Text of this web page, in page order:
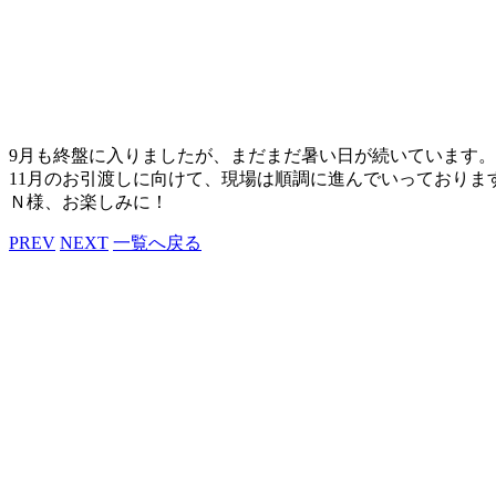
9月も終盤に入りましたが、まだまだ暑い日が続いています。
11月のお引渡しに向けて、現場は順調に進んでいっておりま
Ｎ様、お楽しみに！
PREV NEXT 一覧へ戻る